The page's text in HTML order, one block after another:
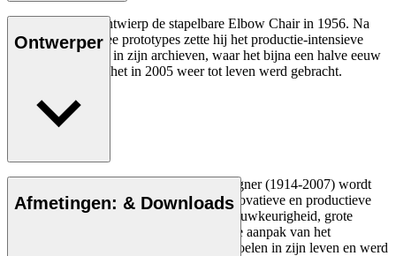
Hans J. Wegner ontwierp de stapelbare Elbow Chair in 1956. Na
het maken van twee prototypes zette hij het productie-intensieve
stoelontwerp opzij in zijn archieven, waar het bijna een halve eeuw
bleef liggen totdat het in 2005 weer tot leven werd gebracht.
Lees meer
Ontwerper
De Deense meubelontwerper Hans J. Wegner (1914-2007) wordt
gezien als een van de meest creatieve, innovatieve en productieve
ontwerpers aller tijden, bekend om zijn nauwkeurigheid, grote
inzicht in vakmanschap en compromisloze aanpak van het
ontwerpen. Wegner ontwierp bijna 500 stoelen in zijn leven en werd
Afmetingen: & Downloads